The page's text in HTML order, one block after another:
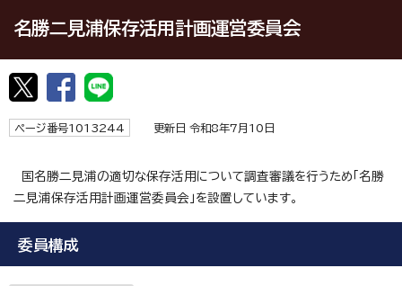
名勝二見浦保存活用計画運営委員会
ページ番号1013244 更新日 令和8年7月10日
国名勝二見浦の適切な保存活用について調査審議を行うため「名勝
二見浦保存活用計画運営委員会」を設置しています。
委員構成